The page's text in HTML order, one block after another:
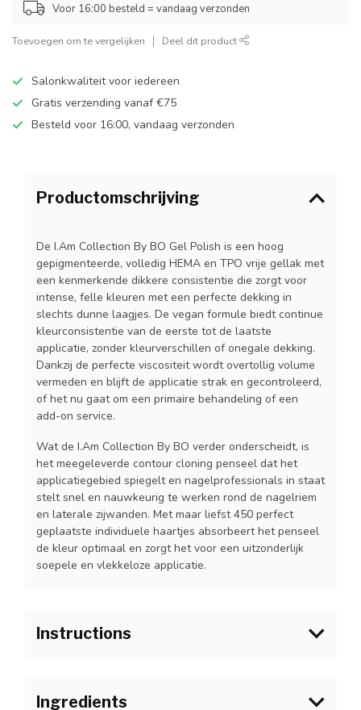
Voor 16:00 besteld = vandaag verzonden
Toevoegen om te vergelijken Deel dit product
Salonkwaliteit voor iedereen
Gratis verzending vanaf €75
Besteld voor 16:00, vandaag verzonden
Productomschrijving
De I.Am Collection By BO Gel Polish is een hoog
gepigmenteerde, volledig HEMA en TPO vrije gellak met
een kenmerkende dikkere consistentie die zorgt voor
intense, felle kleuren met een perfecte dekking in
slechts dunne laagjes. De vegan formule biedt continue
kleurconsistentie van de eerste tot de laatste
applicatie, zonder kleurverschillen of onegale dekking.
Dankzij de perfecte viscositeit wordt overtollig volume
vermeden en blijft de applicatie strak en gecontroleerd,
of het nu gaat om een primaire behandeling of een
add-on service.
Wat de I.Am Collection By BO verder onderscheidt, is
het meegeleverde contour cloning penseel dat het
applicatiegebied spiegelt en nagelprofessionals in staat
stelt snel en nauwkeurig te werken rond de nagelriem
en laterale zijwanden. Met maar liefst 450 perfect
geplaatste individuele haartjes absorbeert het penseel
de kleur optimaal en zorgt het voor een uitzonderlijk
soepele en vlekkeloze applicatie.
Instructions
Laat volledig drogen alvorens de I.Am Collection By BO
Ingredients